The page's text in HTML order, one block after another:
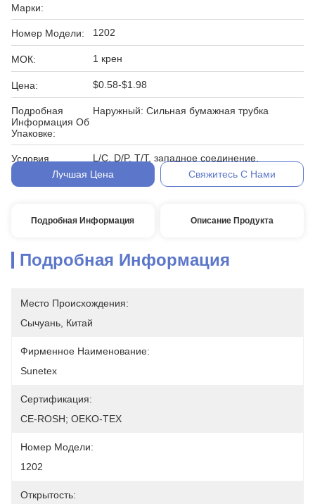
Марки:
Номер Модели: 1202
МОК: 1 крен
Цена: $0.58-$1.98
Подробная
Информация Об
Упаковке:
Наружный: Сильная бумажная трубка
Условия
Оплаты:
L/C, D/P, T/T, западное соединение,
MoneyGram
Лучшая Цена Свяжитесь С Нами
Подробная Информация Описание Продукта
Подробная Информация
Место Происхождения:
Сычуань, Китай
Фирменное Наименование:
Sunetex
Сертификация:
CE-ROSH; OEKO-TEX
Номер Модели:
1202
Открытость: